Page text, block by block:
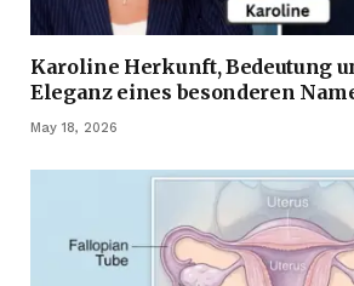
Karoline Herkunft, Bedeutung
Eleganz eines besonderen
May 18, 2026